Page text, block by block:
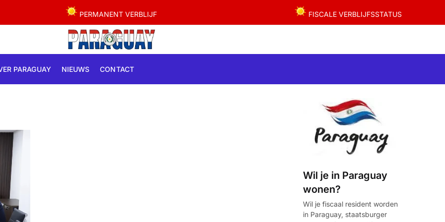
PERMANENT VERBLIJF FISCALE VERBLIJFSSTATUS
PARAGUAY NIEUWS CONTACT
Wil je in Paraguay
wonen?
Wil je fiscaal resident worden
in Paraguay, staatsburger